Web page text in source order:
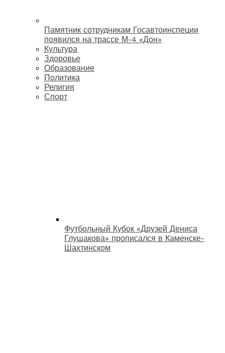
Памятник сотрудникам Госавтоинспеции
появился на трассе М-4 «Дон»
Культура
Здоровье
Образование
Политика
Религия
Спорт
Футбольный Кубок «Друзей Дениса
Глушакова» прописался в Каменске-
Шахтинском